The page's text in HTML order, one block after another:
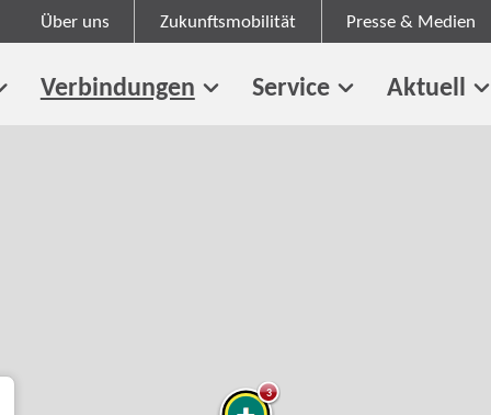
Über uns Zukunftsmobilität Presse & Medien
Verbindungen Service Aktuell
3